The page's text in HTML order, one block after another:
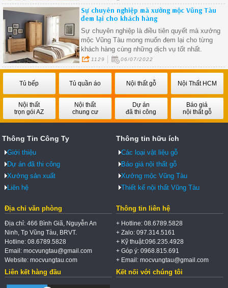
khác.
Sự chuyên nghiệp mà xưởng mộc Vũng Tàu
đem lại cho khách hàng
Sự chuyên nghiệp là điều tiên quyết mà xưởng
mộc Vũng Tàu mong muốn đem lại cho từng
khách hàng cùng những dịch vụ tốt nhất.
1129 06/07/2022
Tủ bếp Tủ quần áo Nội thất gỗ Nội Thất HCM
Nội thất
trọn gói AZ
Nội thất
chung cư
Dự án
đã thi công
Báo giá
nội thất gỗ
Thông Tin Công Ty
Giới thiệu
Dự án đã thi công
Xưởng sản xuất
Liên hệ
Thông tin hữu ích
Các loại vật liệu gỗ
Báo giá nội thất gỗ
Xưởng mộc Vũng Tàu
Thiết kế nội thất Vũng Tàu
Địa chỉ văn phòng
Địa chỉ: 466 Bình Giã, Nguyễn An
Ninh, Tp Vũng Tàu, BRVT.
Hotline: 08.6789.5828
Email: mocvungtau@gmail.com
Website: mocvungtau.com
Thông tin liên hệ
+ Hotline: 08.6789.5828
+ Zalo: 097.314.5161
+ Kỹ thuật:096.235.4928
+ Góp ý: 0968.815.691
+ Email: mocvungtau@gmail.com
Liên kết hàng đầu Kết nối với chúng tôi